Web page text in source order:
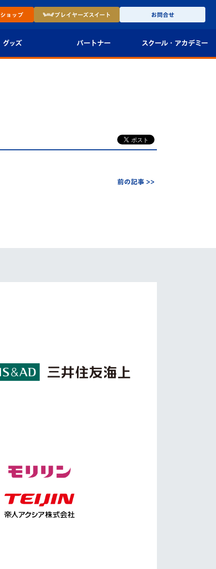
ショップ プレイヤーズスイート お問合せ
グッズ パートナー スクール・ アカデミー
U-12
前の記事 >>